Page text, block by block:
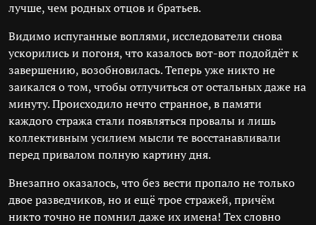
лучше, чем родных отцов и братьев.
Видимо испуганные воплями, исследователи снова
ускорились и погоня, что казалось вот-вот подойдёт к
завершению, возобновилась. Теперь уже никто не
заикался о том, чтобы отлучиться от остальных даже на
минуту. Происходило нечто странное, в памяти
каждого стража стали появляться провалы и лишь
коллективным усилием мысли те восстанавливали
перед привалом полную картину дня.
Внезапно оказалось, что без вести пропало не только
двое разведчиков, но и ещё трое стражей, причём
никто точно не помнил даже их имена! Тех словно